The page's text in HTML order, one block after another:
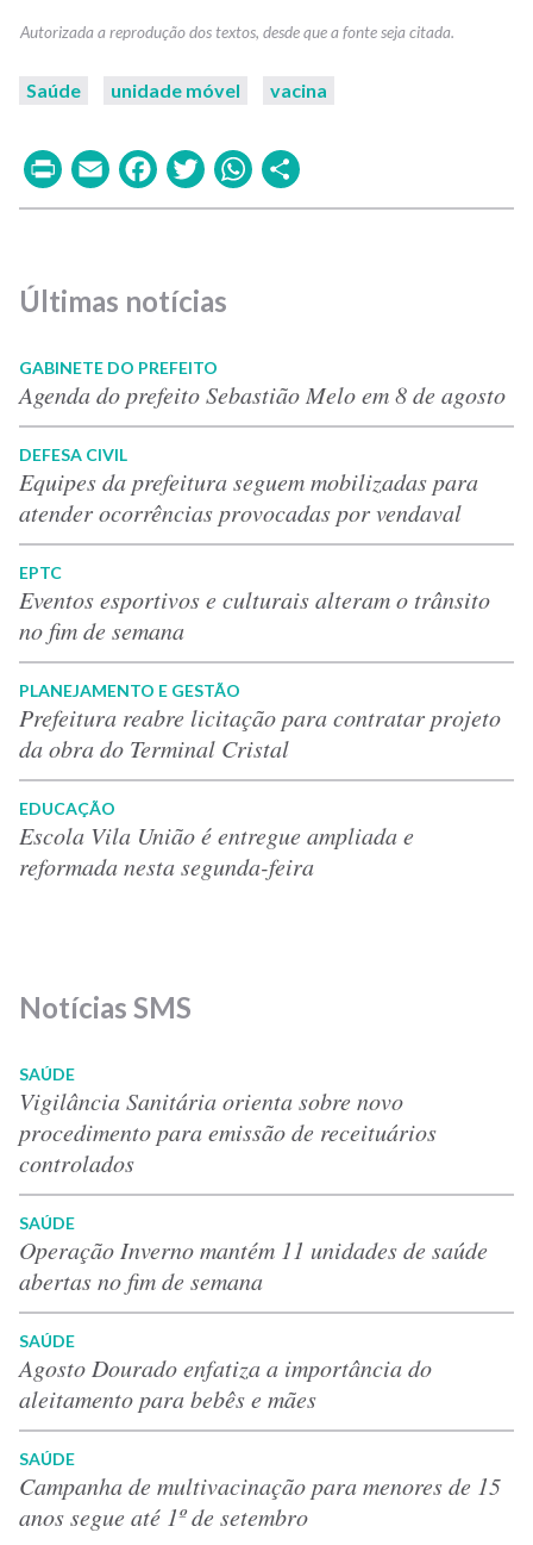
Saúde unidade móvel vacina
PrintEmailFacebook
TwitterWhatsApp
Últimas notícias
GABINETE DO PREFEITO
Agenda do prefeito Sebastião Melo em 8 de agosto
DEFESA CIVIL
Equipes da prefeitura seguem mobilizadas para
atender ocorrências provocadas por vendaval
EPTC
Eventos esportivos e culturais alteram o trânsito
no fim de semana
PLANEJAMENTO E GESTÃO
Prefeitura reabre licitação para contratar projeto
da obra do Terminal Cristal
EDUCAÇÃO
Escola Vila União é entregue ampliada e
reformada nesta segunda-feira
Notícias SMS
SAÚDE
Vigilância Sanitária orienta sobre novo
procedimento para emissão de receituários
controlados
SAÚDE
Operação Inverno mantém 11 unidades de saúde
abertas no fim de semana
SAÚDE
Agosto Dourado enfatiza a importância do
aleitamento para bebês e mães
SAÚDE
Campanha de multivacinação para menores de 15
anos segue até 1º de setembro